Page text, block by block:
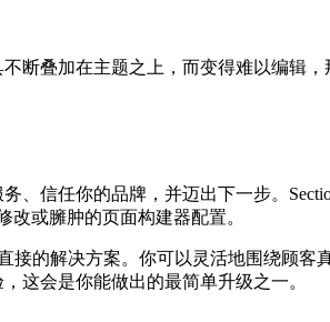
叠加在主题之上，而变得难以编辑
信任你的品牌，并迈出下一步。
或臃肿的页面构建器配置。
接的解决方案。你可以灵活地围绕顾
这会是你能做出的最简单升级之一。